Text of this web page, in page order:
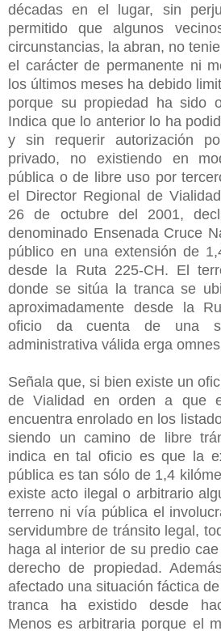
décadas en el lugar, sin
permitido que algunos
circunstancias, la abran, no
el carácter de permanente ni
los últimos meses ha debido
porque su propiedad ha sido
Indica que lo anterior lo ha
y sin requerir autorización
privado, no existiendo en
pública o de libre uso por
el Director Regional de
26 de octubre del 2001,
denominado Ensenada Cruce
público en una extensión de
desde la Ruta 225-CH. El
donde se sitúa la tranca se
aproximadamente desde la
oficio da cuenta de una
administrativa válida erga
Señala que, si bien existe un
de Vialidad en orden a que
encuentra enrolado en los
siendo un camino de libre
indica en tal oficio es que la
pública es tan sólo de 1,4
existe acto ilegal o arbitrario
terreno ni vía pública el
servidumbre de tránsito legal,
haga al interior de su predio
derecho de propiedad.
afectado una situación fáctica
tranca ha existido desde
Menos es arbitraria porque el